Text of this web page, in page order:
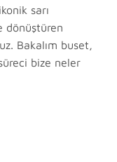
sarı
dönüştüren
Bakalım buset,
bize neler